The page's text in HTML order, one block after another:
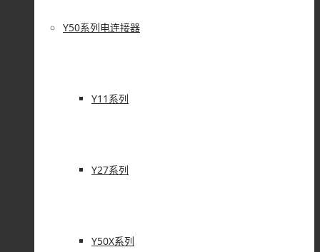
Y50系列电连接器
Y11系列
Y27系列
Y50X系列